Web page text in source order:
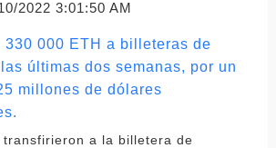
2022 3:01:50 AM
330 000 ETH a billeteras de
últimas dos semanas, por un
millones de dólares
transfirieron a la billetera de